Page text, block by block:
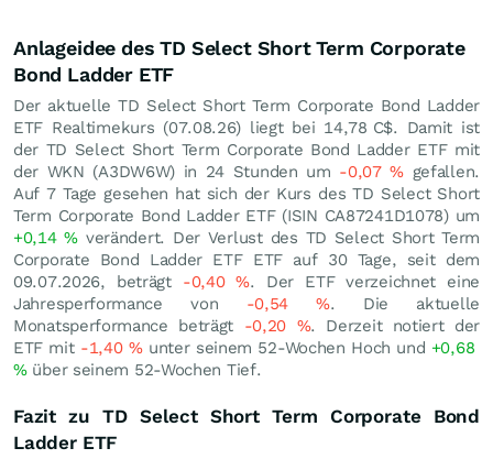
Anlageidee des TD Select Short Term Corporate
Bond Ladder ETF
Der aktuelle TD Select Short Term Corporate Bond Ladder
ETF Realtimekurs (07.08.26) liegt bei 14,78 C$. Damit ist
der TD Select Short Term Corporate Bond Ladder ETF mit
der WKN (A3DW6W) in 24 Stunden um -0,07% gefallen.
Auf 7 Tage gesehen hat sich der Kurs des TD Select Short
Term Corporate Bond Ladder ETF (ISIN CA87241D1078) um
+0,14% verändert. Der Verlust des TD Select Short Term
Corporate Bond Ladder ETF ETF auf 30 Tage, seit dem
09.07.2026, beträgt -0,40%. Der ETF verzeichnet eine
Jahresperformance von -0,54%. Die aktuelle
Monatsperformance beträgt -0,20 %. Derzeit notiert der
ETF mit -1,40 %unter seinem 52-Wochen Hoch und +0,68
%über seinem 52-Wochen Tief.
Fazit zu TD Select Short Term Corporate Bond
Ladder ETF